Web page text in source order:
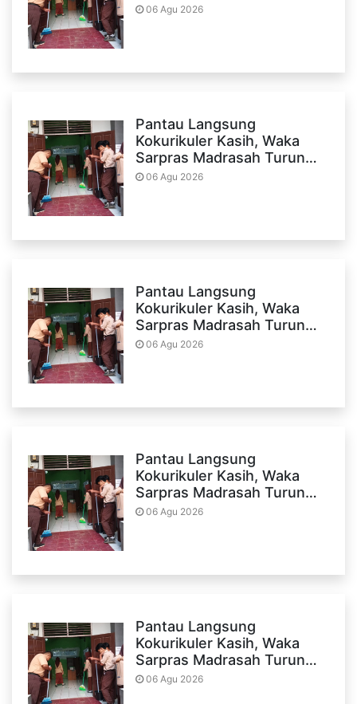
06 Agu 2026
Pantau Langsung
Kokurikuler Kasih, Waka
Sarpras Madrasah Turun…
06 Agu 2026
Pantau Langsung
Kokurikuler Kasih, Waka
Sarpras Madrasah Turun…
06 Agu 2026
Pantau Langsung
Kokurikuler Kasih, Waka
Sarpras Madrasah Turun…
06 Agu 2026
Pantau Langsung
Kokurikuler Kasih, Waka
Sarpras Madrasah Turun…
06 Agu 2026